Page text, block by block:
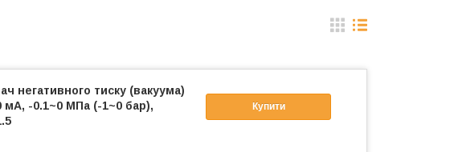
Купити
негативного тиску (вакуума)
мА, -0.1~0 МПа (-1~0 бар),